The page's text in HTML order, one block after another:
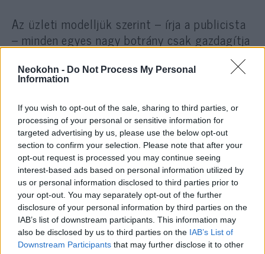
Neokohn - Do Not Process My Personal
Information
If you wish to opt-out of the sale, sharing to third parties, or
processing of your personal or sensitive information for
targeted advertising by us, please use the below opt-out
section to confirm your selection. Please note that after your
opt-out request is processed you may continue seeing
interest-based ads based on personal information utilized by
us or personal information disclosed to third parties prior to
your opt-out. You may separately opt-out of the further
disclosure of your personal information by third parties on the
IAB’s list of downstream participants. This information may
also be disclosed by us to third parties on the IAB’s List of
Downstream Participants that may further disclose it to other
Az üzleti modelljük szerint – írja a publicista
– minden egyes nagy botrány csak gazdagítja
adathalászatból és hasonlókból éll. Ezért
imádta a Twitter Donald Trumpot.
A különböző közösségi médiumok nem az
egyetértésből gazdagodnak meg. „Politikai
világunk – Donald Trumptól a
szélsőbaloldalig – a közösségimédia-
vállalatok teremtménye” – véli Murray, aki
szerint
e platformok számítógép